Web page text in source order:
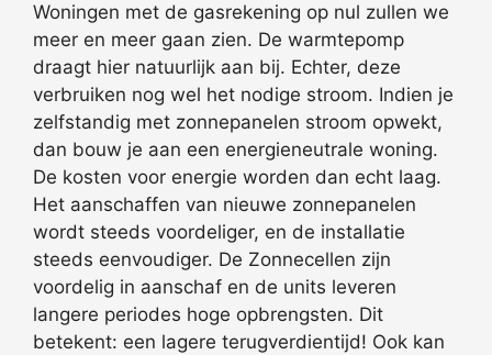
Woningen met de gasrekening op nul zullen we
meer en meer gaan zien. De warmtepomp
draagt hier natuurlijk aan bij. Echter, deze
verbruiken nog wel het nodige stroom. Indien je
zelfstandig met zonnepanelen stroom opwekt,
dan bouw je aan een energieneutrale woning.
De kosten voor energie worden dan echt laag.
Het aanschaffen van nieuwe zonnepanelen
wordt steeds voordeliger, en de installatie
steeds eenvoudiger. De Zonnecellen zijn
voordelig in aanschaf en de units leveren
langere periodes hoge opbrengsten. Dit
betekent: een lagere terugverdientijd! Ook kan